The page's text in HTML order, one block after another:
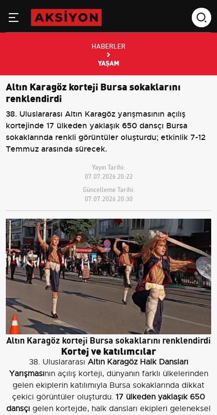
HABERLER
YAŞAM
Altın Karagöz korteji Bursa sokaklarını
renklendirdi
38. Uluslararası Altın Karagöz yarışmasının açılış
kortejinde 17 ülkeden yaklaşık 650 dansçı Bursa
sokaklarında renkli görüntüler oluşturdu; etkinlik 7-12
Temmuz arasında sürecek.
Yayın Tarihi:
07.07.2026 20:22
Güncelleme Tarihi:
07.07.2026 20:30
Altın Karagöz korteji Bursa sokaklarını renklendirdi
Kortej ve katılımcılar
38. Uluslararası Altın Karagöz Halk Dansları
Yarışmasının açılış korteji, dünyanın farklı ülkelerinden
gelen ekiplerin katılımıyla Bursa sokaklarında dikkat
çekici görüntüler oluşturdu. 17 ülkeden yaklaşık 650
dansçı gelen kortejde, halk dansları ekipleri geleneksel